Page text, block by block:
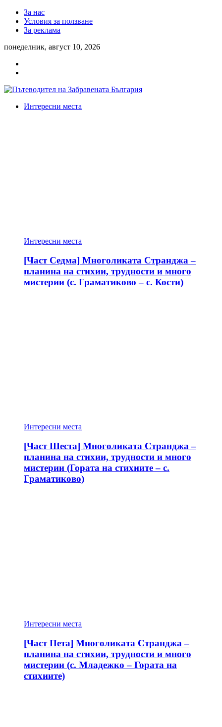
За нас
Условия за ползване
За реклама
понеделник, август 10, 2026
Интересни места
Интересни места
[Част Седма] Многоликата Странджа –
планина на стихии, трудности и много
мистерии (с. Граматиково – с. Кости)
Интересни места
[Част Шеста] Многоликата Странджа –
планина на стихии, трудности и много
мистерии (Гората на стихиите – с.
Граматиково)
Интересни места
[Част Пета] Многоликата Странджа –
планина на стихии, трудности и много
мистерии (с. Младежко – Гората на
стихиите)